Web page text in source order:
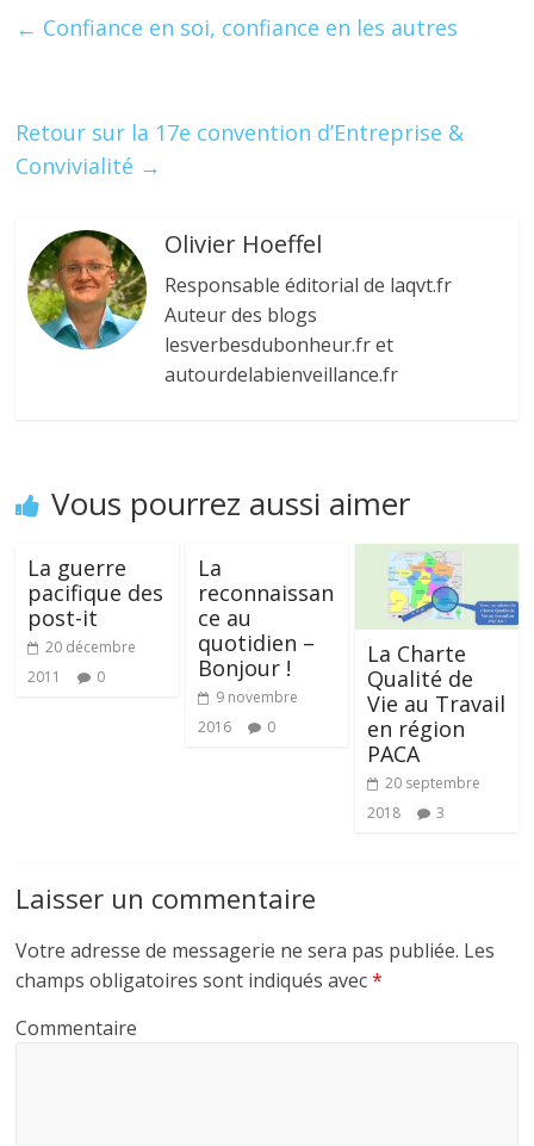
b
k
er e e g
← Confiance en soi, confiance en les autres
Retour sur la 17e convention d’Entreprise &
Convivialité →
Olivier Hoeffel
Responsable éditorial de laqvt.fr
Auteur des blogs
lesverbesdubonheur.fr et
autourdelabienveillance.fr
Vous pourrez aussi aimer
La guerre
pacifique des
post-it
20 décembre
2011
0
La
reconnaissan
ce au
quotidien –
Bonjour !
9 novembre
2016
0
La Charte
Qualité de
Vie au Travail
en région
PACA
20 septembre
2018
3
Laisser un commentaire
Votre adresse de messagerie ne sera pas publiée. Les
champs obligatoires sont indiqués avec*
Commentaire